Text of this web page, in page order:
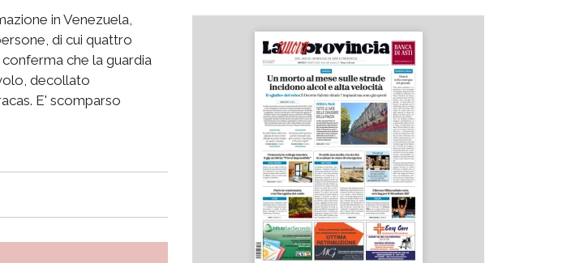
in Venezuela,
di cui quattro
che la guardia
decollato
E' scomparso